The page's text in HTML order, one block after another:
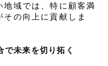
地域では、特に顧客満
の向上に貢献しま
で未来を切り拓く